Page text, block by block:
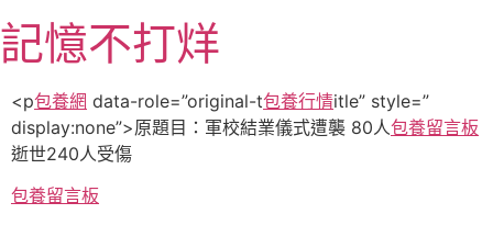
至
主
容
記憶不打烊
<p包養網 data-role=”original-t包養行情itle” style=”
display:none”>原題目：軍校結業儀式遭襲 80人包養留言板
逝世240人受傷
包養留言板